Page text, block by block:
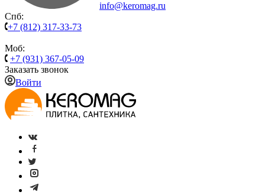
info@keromag.ru
Спб:
+7 (812) 317-33-73
Моб:
+7 (931) 367-05-09
Заказать звонок
Войти